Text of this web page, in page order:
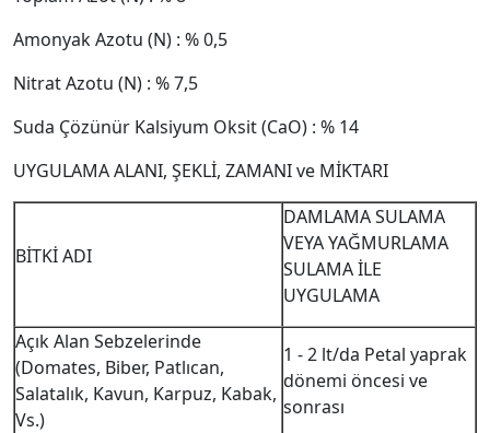
Amonyak Azotu (N) : % 0,5
Nitrat Azotu (N) : % 7,5
Suda Çözünür Kalsiyum Oksit (CaO) : % 14
UYGULAMA ALANI, ŞEKLİ, ZAMANI ve MİKTARI
BİTKİ ADI
DAMLAMA SULAMA
VEYA YAĞMURLAMA
SULAMA İLE
UYGULAMA
Açık Alan Sebzelerinde
(Domates, Biber, Patlıcan,
Salatalık, Kavun, Karpuz, Kabak,
Vs.)
1 - 2 lt/da Petal yaprak
dönemi öncesi ve
sonrası